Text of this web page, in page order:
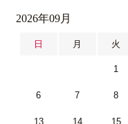
2026年09月
日 月 火
1
6 7 8
13 14 15